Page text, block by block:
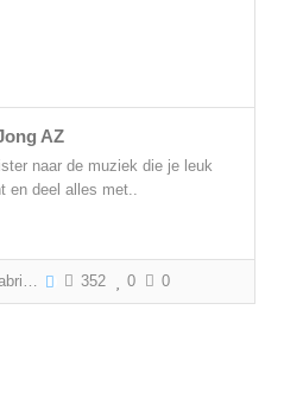
AZ
naar de muziek die je leuk
en deel alles met..
352 0 0